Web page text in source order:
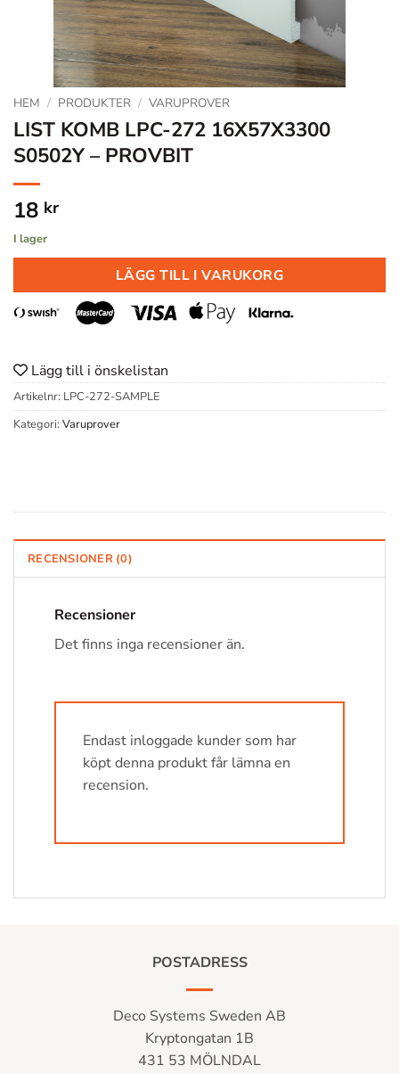
HEM / PRODUKTER / VARUPROVER
LIST KOMB LPC-272 16X57X3300
S0502Y – PROVBIT
18 kr
I lager
LÄGG TILL I VARUKORG
Lägg till i önskelistan
Artikelnr: LPC-272-SAMPLE
Kategori: Varuprover
RECENSIONER (0)
Recensioner
Det finns inga recensioner än.
Endast inloggade kunder som har
köpt denna produkt får lämna en
recension.
POSTADRESS
Deco Systems Sweden AB
Kryptongatan 1B
431 53 MÖLNDAL